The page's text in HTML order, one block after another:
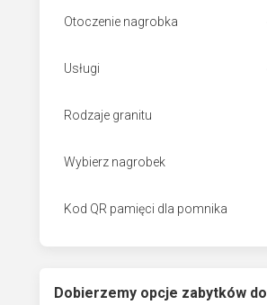
Otoczenie nagrobka
Usługi
Rodzaje granitu
Wybierz nagrobek
Kod QR pamięci dla pomnika
Dobierzemy opcje zabytków do